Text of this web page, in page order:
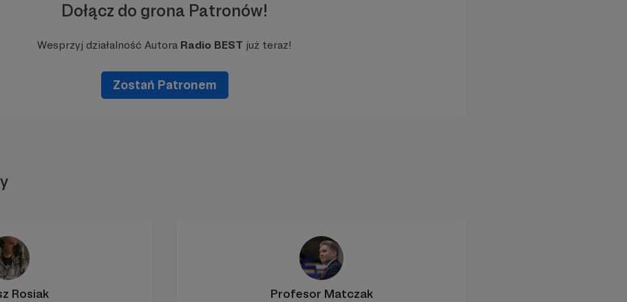
Dołącz do grona Patronów!
Wesprzyj działalność Autora Radio BEST już teraz!
Zostań Patronem
Rosiak Profesor Matczak